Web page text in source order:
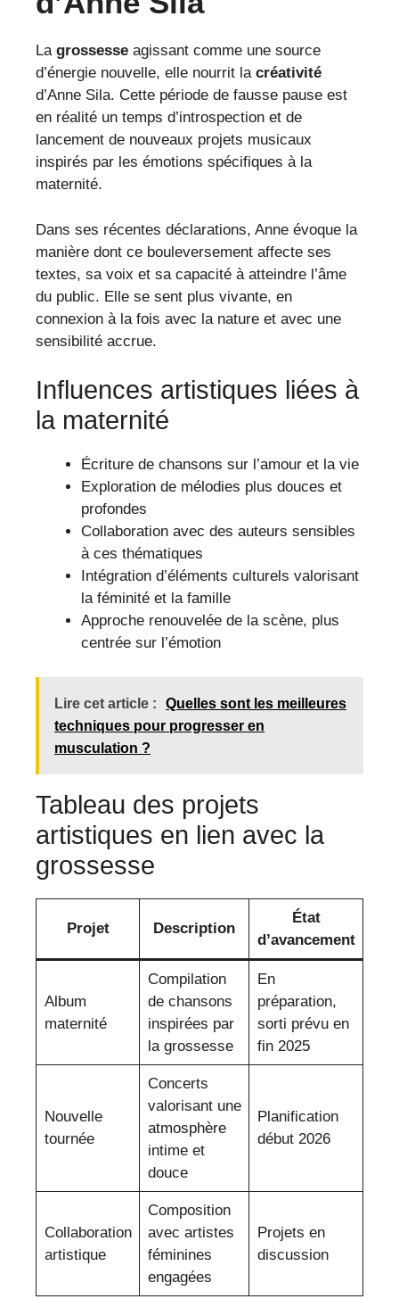
La grossesse agissant comme une source
d’énergie nouvelle, elle nourrit la créativité
d’Anne Sila. Cette période de fausse pause est
en réalité un temps d’introspection et de
lancement de nouveaux projets musicaux
inspirés par les émotions spécifiques à la
maternité.
Dans ses récentes déclarations, Anne évoque la
manière dont ce bouleversement affecte ses
textes, sa voix et sa capacité à atteindre l’âme
du public. Elle se sent plus vivante, en
connexion à la fois avec la nature et avec une
sensibilité accrue.
Influences artistiques liées à
la maternité
Écriture de chansons sur l’amour et la vie
Exploration de mélodies plus douces et
profondes
Collaboration avec des auteurs sensibles
à ces thématiques
Intégration d’éléments culturels valorisant
la féminité et la famille
Approche renouvelée de la scène, plus
centrée sur l’émotion
Lire cet article :
Quelles sont les meilleures
techniques pour progresser en
musculation ?
Tableau des projets
artistiques en lien avec la
grossesse
Projet Description
État
d’avancement
Album
maternité
Compilation
de chansons
inspirées par
la grossesse
En
préparation,
sorti prévu en
fin 2025
Nouvelle
tournée
Concerts
valorisant une
atmosphère
intime et
douce
Planification
début 2026
Collaboration
artistique
Composition
avec artistes
féminines
engagées
Projets en
discussion